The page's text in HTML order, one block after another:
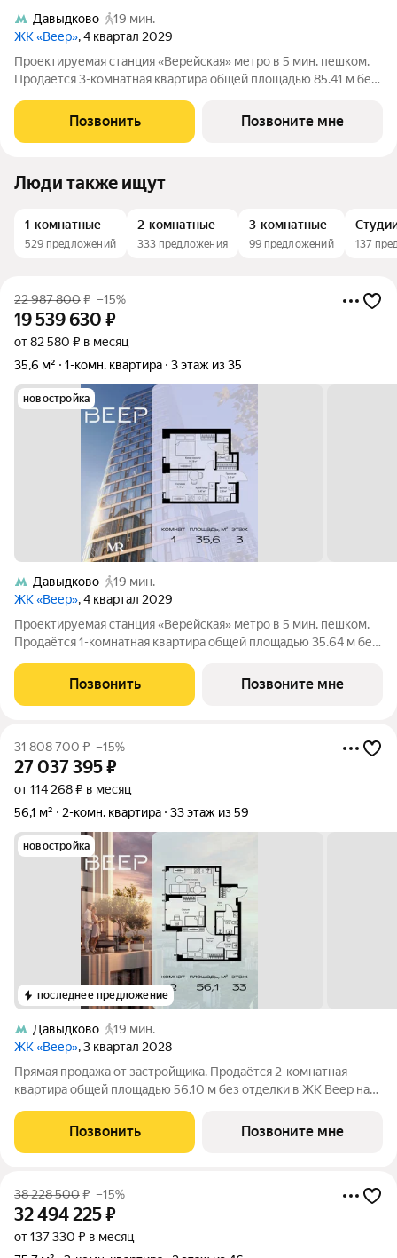
Давыдково
19 мин.
ЖК «Веер», 4 квартал 2029
Проектируемая станция «Верейская» метро в 5 мин. пешком.
Продаётся 3-комнатная квартира общей площадью 85.41 м без
вторая очередь жилого комплекса бизнес-класса в
престижном ЗАО, где
Позвонить Позвоните мне
Люди также ищут
1-комнатные
529 предложений
2-комнатные
333 предложения
3-комнатные
99 предложений 137
22 987 800₽ –15%
19 539 630 ₽
от 82 580 ₽ в месяц
35,6 м²
1-комн. квартира 3 этаж из 35
новостройка
Давыдково
19 мин.
ЖК «Веер», 4 квартал 2029
Проектируемая станция «Верейская» метро в 5 мин. пешком.
Продаётся 1-комнатная квартира общей площадью 35.64 м без
вторая очередь жилого комплекса бизнес-класса в
престижном ЗАО, где
Позвонить Позвоните мне
31 808 700₽ –15%
27 037 395₽
от 114 268 ₽ в месяц
56,1 м²
2-комн. квартира 33 этаж из 59
новостройка
последнее предложение
Давыдково
19 мин.
ЖК «Веер», 3 квартал 2028
Прямая продажа от застройщика. Продаётся 2-комнатная
квартира общей площадью 56.10 м без отделки в ЖК Веер на
класса в престижном ЗАО Москвы всего 5 минут до
Кутузовского проспекта. 15 минут
Позвонить Позвоните мне
38 228 500₽ –15%
32 494 225₽
от 137 330 ₽ в месяц